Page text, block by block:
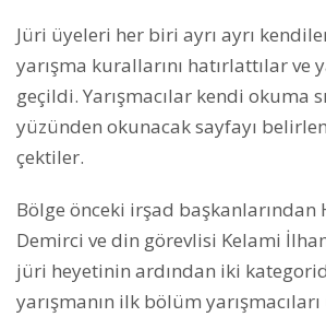
Jüri üyeleri her biri ayrı ayrı
yarışma kurallarını hatırlattılar ve
geçildi. Yarışmacılar kendi okuma
yüzünden okunacak sayfayı
çektiler.
Bölge önceki irşad başkanlarından
Demirci ve din görevlisi Kelami
jüri heyetinin ardından iki
yarışmanın ilk bölüm